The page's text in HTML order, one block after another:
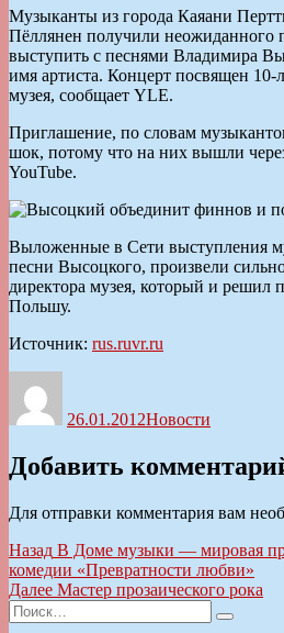
Музыканты из города Каяани
Пёллянен получили неожиданного
выступить с песнями Владимира
имя артиста. Концерт посвящен 10-
музея, сообщает YLE.
Приглашение, по словам
шок, потому что на них вышли
YouTube.
Выложенные в Сети выступления
песни Высоцкого, произвели
директора музея, который и решил
Польшу.
Источник: rus.ruvr.ru
26.01.2012Новости
Добавить
Для отправки комментария вам
Навигация
по
записям
Назад Предыдущая
запись:
В Доме музыки — мировая
комедии «Превратности любви»
Далее Следующая
Мастер прозаического рока
Искать:
Поиск